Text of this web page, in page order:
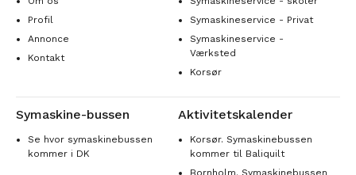
Profil
Annonce
Kontakt
Symaskineservice - Privat
Symaskineservice -
Værksted
Korsør
Symaskine-bussen
Se hvor symaskinebussen
kommer i DK
Aktivitetskalender
Korsør. Symaskinebussen
kommer til Baliquilt
Bornholm. Symaskinebussen